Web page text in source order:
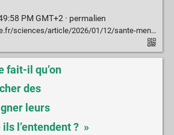
PM GMT+2 · permalien
quand-les-chatbots-et-l-ia-entrent-en-psychiatrie-les-risques-de-la-therapie-en-libre-service_6661523_1650684.html
fait-il qu’on
des
leurs
l’entendent ? »